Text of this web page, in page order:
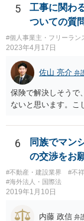
う税理士職務の妥
を提出していたと
いう課題がありま
明記された委任事務
事務外の税務相談に
ませんが、責任追及
は、 実際上、税理士
きます。 そのため
していないことをも
は難しい可能性が
事務外の税務相談を
極的に課税方式を
められにくいので
から本件法人設立
いたと主張できる事
るかと思います。 よ
て法律相談されると
5
工事に関わ
ついての質
#個人事業主・フリーラン
2023年4月17日
佐山 亮介 弁
保険で解決しそうで
ないと思います。こ
6
同族でマン
の交渉をお
#不動産・建設業界 #不
#海外法人・国際法
2019年1月10日
内藤 政信 弁